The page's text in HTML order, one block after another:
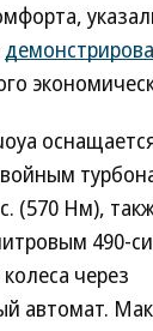
(570 Нм),
490-
через
автомат.